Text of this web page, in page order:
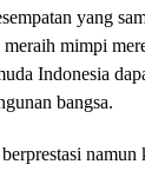
yang
mimpi
Indonesia
bangsa.
namun